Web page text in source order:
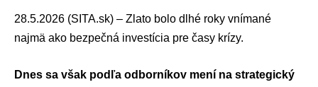
28.5.2026 (SITA.sk) – Zlato bolo dlhé roky vnímané
najmä ako bezpečná investícia pre časy krízy.
Dnes sa však podľa odborníkov mení na strategický